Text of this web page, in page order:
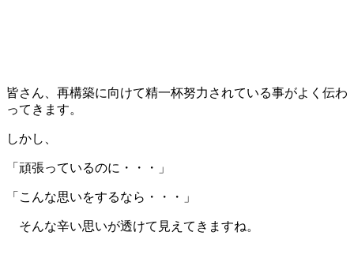
皆さん、再構築に向けて精一杯努力されている事がよく伝わ
ってきます。
しかし、
「頑張っているのに・・・」
「こんな思いをするなら・・・」
そんな辛い思いが透けて見えてきますね。